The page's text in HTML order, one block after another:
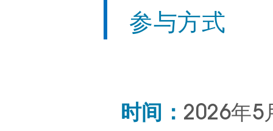
参与方式
时间： 2026年5